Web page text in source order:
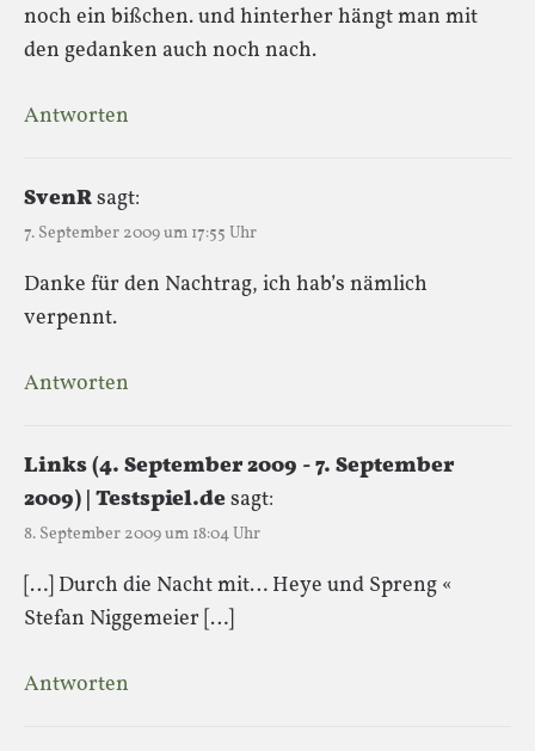
noch ein bißchen. und hinterher hängt man mit
den gedanken auch noch nach.
Antworten
SvenRsagt:
7. September 2009 um 17:55 Uhr
Danke für den Nachtrag, ich hab’s nämlich
verpennt.
Antworten
Links (4. September 2009 - 7. September
2009) | Testspiel.desagt:
8. September 2009 um 18:04 Uhr
[…] Durch die Nacht mit… Heye und Spreng «
Stefan Niggemeier […]
Antworten